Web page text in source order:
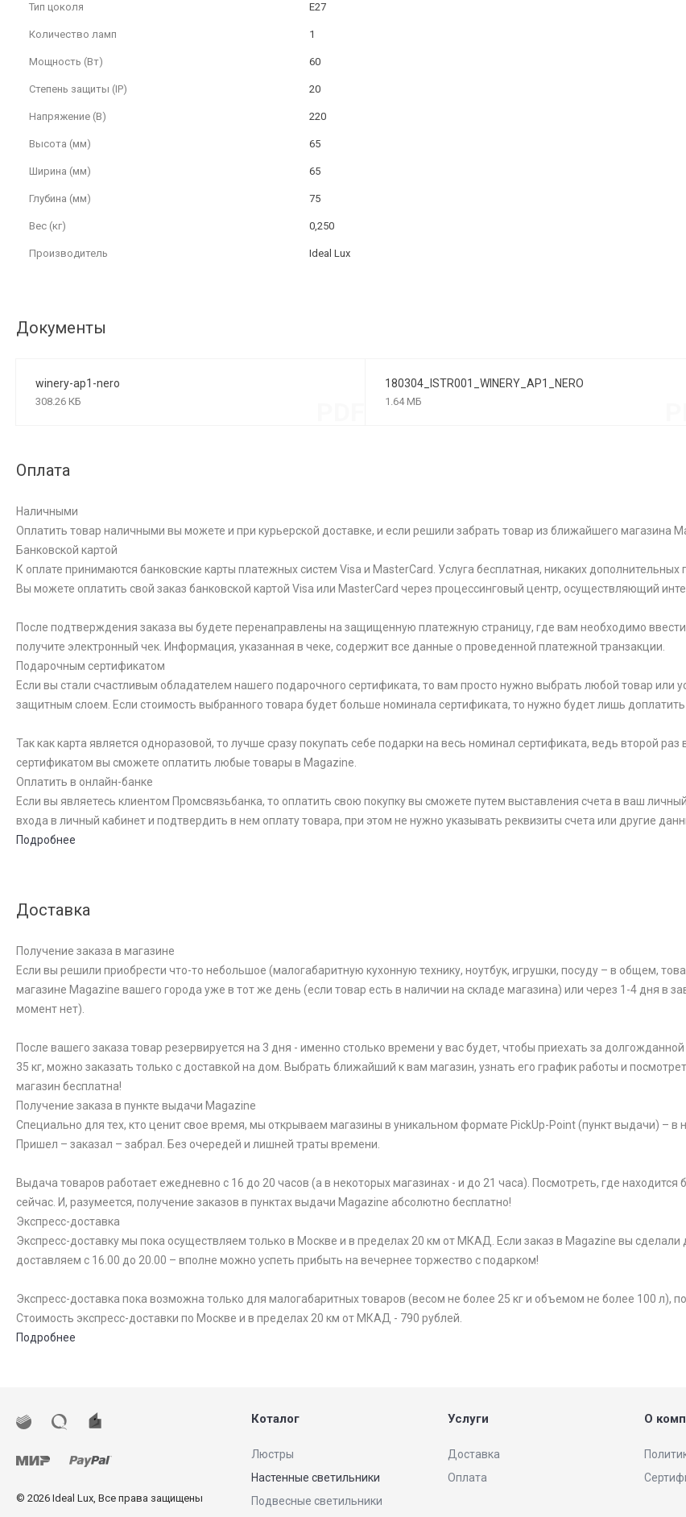
Тип цоколя E27
Количество ламп 1
Мощность (Вт) 60
Степень защиты (IP) 20
Напряжение (В) 220
Высота (мм) 65
Ширина (мм) 65
Глубина (мм) 75
Вес (кг) 0,250
Производитель Ideal Lux
Документы
winery-ap1-nero
308.26 КБ
180304_ISTR001_WINERY_AP1_NERO
1.64 МБ
Оплата
Наличными
Оплатить товар наличными вы можете и при курьерской доставке, и если решили забрать товар из ближайшего магазина
Банковской картой
К оплате принимаются банковские карты платежных систем Visa и MasterCard. Услуга бесплатная, никаких дополнительных
Вы можете оплатить свой заказ банковской картой Visa или MasterCard через процессинговый центр, осуществляющий
После подтверждения заказа вы будете перенаправлены на защищенную платежную страницу, где вам необходимо
получите электронный чек. Информация, указанная в чеке, содержит все данные о проведенной платежной транзакции.
Подарочным сертификатом
Если вы стали счастливым обладателем нашего подарочного сертификата, то вам просто нужно выбрать любой товар или
защитным слоем. Если стоимость выбранного товара будет больше номинала сертификата, то нужно будет лишь доплатить
Так как карта является одноразовой, то лучше сразу покупать себе подарки на весь номинал сертификата, ведь второй
сертификатом вы сможете оплатить любые товары в Magazine.
Оплатить в онлайн-банке
Если вы являетесь клиентом Промсвязьбанка, то оплатить свою покупку вы сможете путем выставления счета в ваш
входа в личный кабинет и подтвердить в нем оплату товара, при этом не нужно указывать реквизиты счета или другие
Подробнее
Доставка
Получение заказа в магазине
Если вы решили приобрести что-то небольшое (малогабаритную кухонную технику, ноутбук, игрушки, посуду – в общем,
магазине Magazine вашего города уже в тот же день (если товар есть в наличии на складе магазина) или через 1-4 дня в
момент нет).
После вашего заказа товар резервируется на 3 дня - именно столько времени у вас будет, чтобы приехать за
35 кг, можно заказать только с доставкой на дом. Выбрать ближайший к вам магазин, узнать его график работы и
магазин бесплатна!
Получение заказа в пункте выдачи Magazine
Специально для тех, кто ценит свое время, мы открываем магазины в уникальном формате PickUp-Point (пункт выдачи) – в
Пришел – заказал – забрал. Без очередей и лишней траты времени.
Выдача товаров работает ежедневно с 16 до 20 часов (а в некоторых магазинах - и до 21 часа). Посмотреть, где
сейчас. И, разумеется, получение заказов в пунктах выдачи Magazine абсолютно бесплатно!
Экспресс-доставка
Экспресс-доставку мы пока осуществляем только в Москве и в пределах 20 км от МКАД. Если заказ в Magazine вы
доставляем с 16.00 до 20.00 – вполне можно успеть прибыть на вечернее торжество с подарком!
Экспресс-доставка пока возможна только для малогабаритных товаров (весом не более 25 кг и объемом не более 100 л),
Стоимость экспресс-доставки по Москве и в пределах 20 км от МКАД - 790 рублей.
Подробнее
© 2026 Ideal Lux, Все права защищены
Коталог
Люстры
Настенные светильники
Подвесные светильники
Услуги
Доставка
Оплата
О